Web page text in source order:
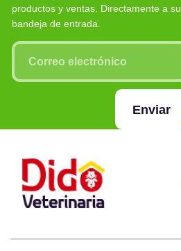
productos y ventas. Directamente a su
bandeja de entrada.
Enviar